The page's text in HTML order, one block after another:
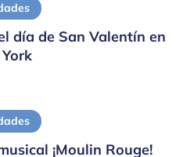
día de San Valentín en
¡Moulin Rouge!